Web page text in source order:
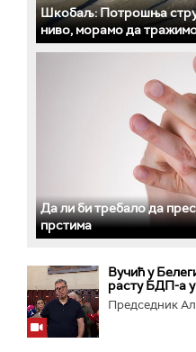
Шкобаљ: Потрошња
ниво, морамо да
Да ли би требало да
прстима
Вучић у
расту БДП-а
Председник